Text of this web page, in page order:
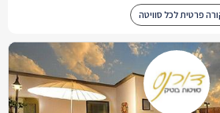
פרטית לכל סוויטה